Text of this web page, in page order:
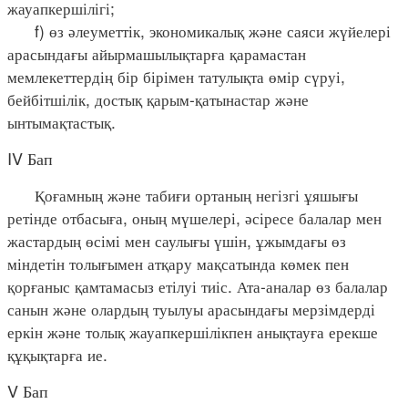
жауапкершілігі;
f) өз әлеуметтік, экономикалық және саяси жүйелері
арасындағы айырмашылықтарға қарамастан
мемлекеттердің бір бірімен татулықта өмір сүруі,
бейбітшілік, достық қарым-қатынастар және
ынтымақтастық.
IV Бап
Қоғамның және табиғи ортаның негізгі ұяшығы
ретінде отбасыға, оның мүшелері, әсіресе балалар мен
жастардың өсімі мен саулығы үшін, ұжымдағы өз
міндетін толығымен атқару мақсатында көмек пен
қорғаныс қамтамасыз етілуі тиіс. Ата-аналар өз балалар
санын және олардың туылуы арасындағы мерзімдерді
еркін және толық жауапкершілікпен анықтауға ерекше
құқықтарға ие.
V Бап